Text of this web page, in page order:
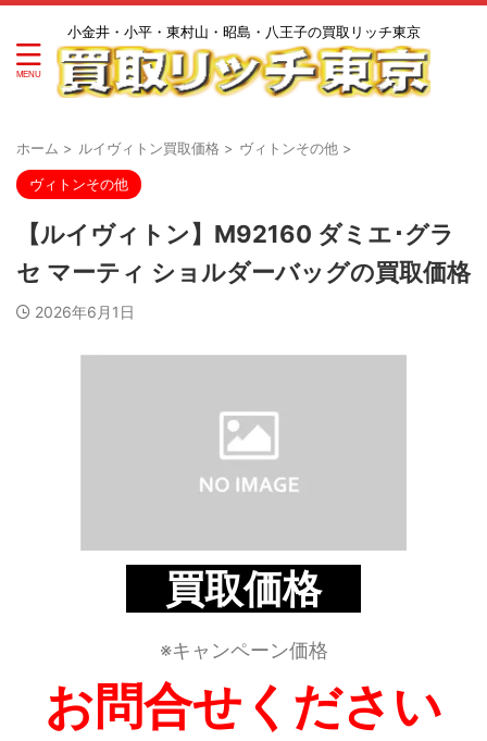
小金井・小平・東村山・昭島・八王子の買取リッチ東京
ホーム > ルイヴィトン買取価格 > ヴィトンその他 >
ヴィトンその他
【ルイヴィトン】M92160 ダミエ･グラ
セ マーティ ショルダーバッグの買取価格
2026年6月1日
買取価格
※キャンペーン価格
お問合せください